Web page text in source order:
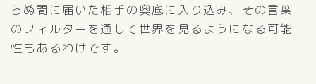
らぬ間に届いた相手の奥底に入り込み、その言葉
のフィルターを通して世界を見るようになる可能
性もあるわけです。